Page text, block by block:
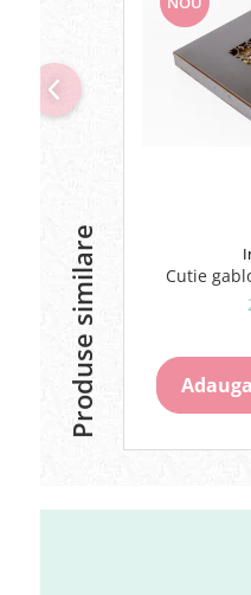
Liniare , truse geometrie
Lipici Solid
Lipici Lichid
Markere Acrilice
Markere creta lichida
Markere Evidentiatoare
Markere Permanente
Markere Whiteboard
Penare
Pensule scolare
Picuri si corectoare
Produse similare
Cutie